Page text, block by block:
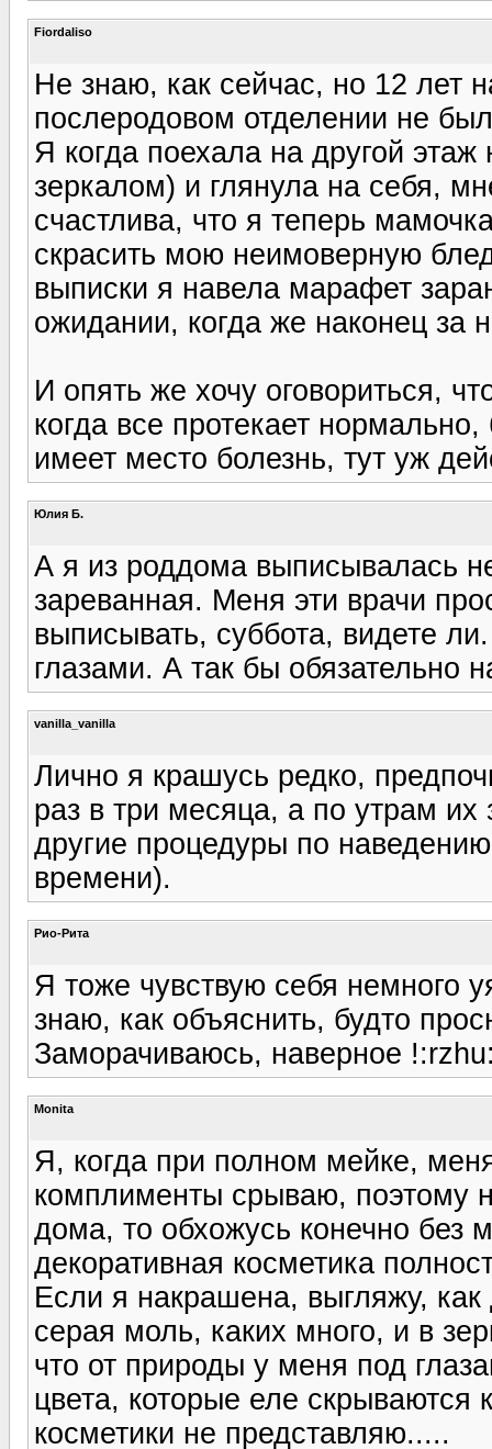
Fiordaliso
Не знаю, как сейчас, но 12 лет
послеродовом отделении не
Я когда поехала на другой
зеркалом) и глянула на себя,
счастлива, что я теперь
скрасить мою неимоверную
выписки я навела марафет
ожидании, когда же наконец за
И опять же хочу оговориться,
когда все протекает
имеет место болезнь, тут уж
Юлия Б.
А я из роддома выписывалась
зареванная. Меня эти врачи
выписывать, суббота, видете
глазами. А так бы обязательно
vanilla_vanilla
Лично я крашусь редко,
раз в три месяца, а по утрам их
другие процедуры по
времени).
Рио-Рита
Я тоже чувствую себя немного
знаю, как объяснить, будто
Заморачиваюсь, наверное
Monita
Я, когда при полном мейке,
комплименты срываю, поэтому
дома, то обхожусь конечно без
декоративная косметика
Если я накрашена, выгляжу,
серая моль, каких много, и в
что от природы у меня под
цвета, которые еле скрываются
косметики не представляю.....